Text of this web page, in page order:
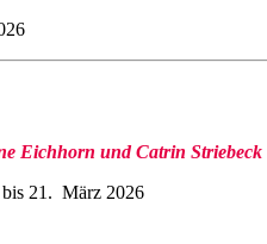
Eichhorn und Catrin Striebeck
bis 21. März 2026